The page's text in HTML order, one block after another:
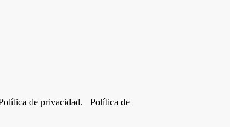
de privacidad. Política de